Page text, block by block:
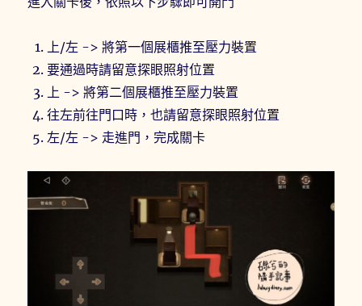
上/左 -> 將第一個展櫃推至壓力裝置
要通過時請留意探眼照射位置
上 -> 將第二個展櫃推至壓力裝置
往左前往門口時，也請留意探眼照射位置
左/左 -> 走進門，完成關卡